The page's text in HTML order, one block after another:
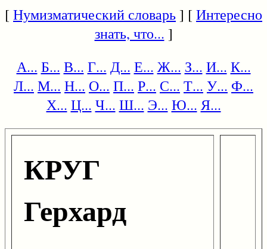
[Нумизматический словарь] [Интересно
знать, что... ]
А... Б... В... Г... Д... Е... Ж... З... И... К...
Л... М... Н... О... П... Р... С... Т... У... Ф...
Х... Ц... Ч... Ш... Э... Ю... Я...
КРУГ
Герхард